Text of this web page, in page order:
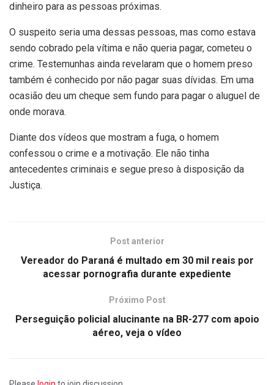
dinheiro para as pessoas próximas.
O suspeito seria uma dessas pessoas, mas como estava
sendo cobrado pela vítima e não queria pagar, cometeu o
crime. Testemunhas ainda revelaram que o homem preso
também é conhecido por não pagar suas dívidas. Em uma
ocasião deu um cheque sem fundo para pagar o aluguel de
onde morava.
Diante dos vídeos que mostram a fuga, o homem
confessou o crime e a motivação. Ele não tinha
antecedentes criminais e segue preso à disposição da
Justiça.
Post anterior
Vereador do Paraná é multado em 30 mil reais por
acessar pornografia durante expediente
Próximo Post
Perseguição policial alucinante na BR-277 com apoio
aéreo, veja o vídeo